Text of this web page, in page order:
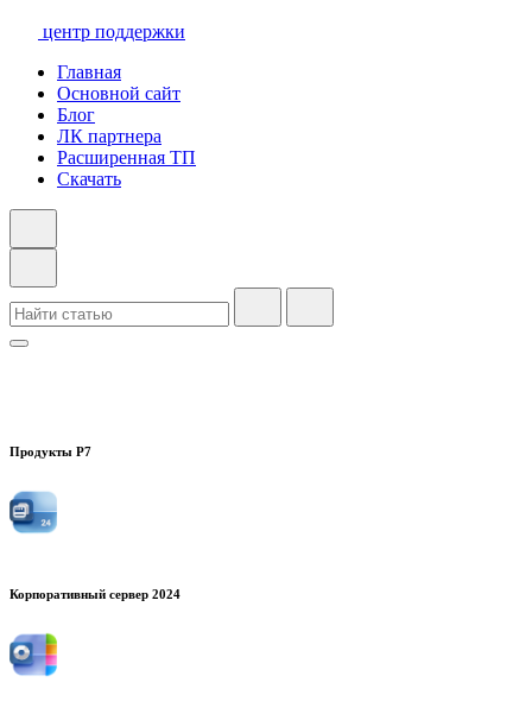
центр поддержки
Главная
Основной сайт
Блог
ЛК партнера
Расширенная ТП
Скачать
Продукты Р7
Корпоративный сервер 2024